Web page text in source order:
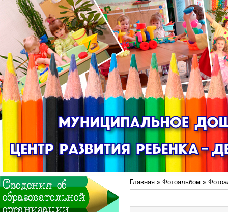
Главная » Фотоальбом »